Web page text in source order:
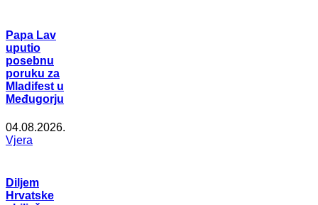
Papa Lav
uputio
posebnu
poruku za
Mladifest u
Međugorju
04.08.2026.
Vjera
Diljem
Hrvatske